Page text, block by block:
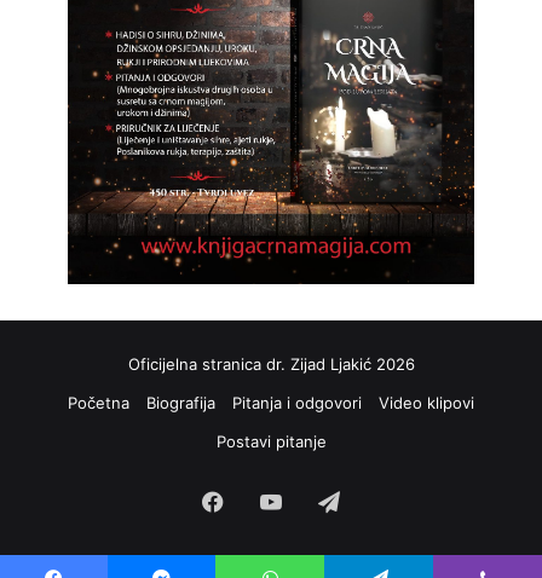
Oficijelna stranica dr. Zijad Ljakić 2026
Početna
Biografija Pitanja i odgovori
Video klipovi
Postavi pitanje
FacebookYouTube